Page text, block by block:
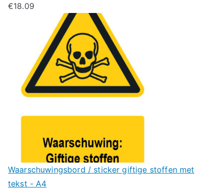
€18.09
Waarschuwingsbord / sticker giftige stoffen met
tekst - A4